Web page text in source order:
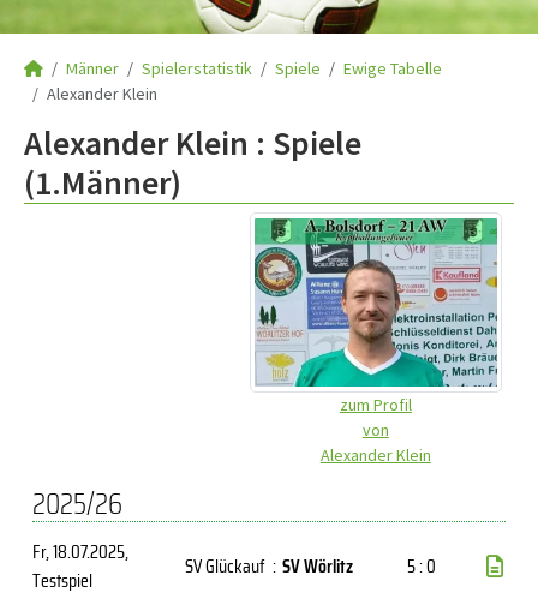
Männer Spielerstatistik Spiele
Ewige Tabelle
Alexander Klein
Alexander Klein : Spiele
(1.Männer)
zum Profil
von
Alexander Klein
2025/26
Fr, 18.07.2025,
Testspiel
SV Glückauf : SV Wörlitz
5 : 0